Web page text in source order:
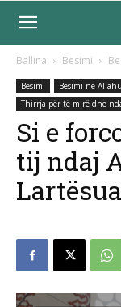
Ballina Besimi
Besimi Besimi në
Thirrja për të mirë dhe
Si e
tij ndaj